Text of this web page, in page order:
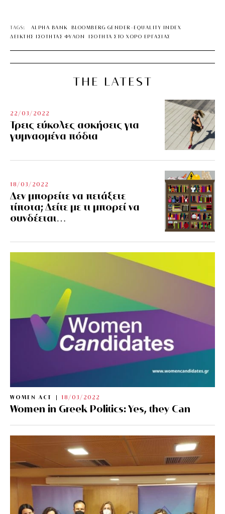
TAGS: ALPHA BANK
BLOOMBERG GENDER-EQUALITY INDEX
ΔΕΙΚΤΗΣ ΙΣΟΤΗΤΑΣ ΦΥΛΩΝ
ΙΣΟΤΗΤΑ ΣΤΟ ΧΩΡΟ ΕΡΓΑΣΙΑΣ
THE LATEST
22/03/2022
Τρεις εύκολες ασκήσεις για
γυμνασμένα πόδια
18/03/2022
Δεν μπορείτε να πετάξετε
τίποτα; Δείτε με τι μπορεί να
συνδέεται…
WOMEN ACT 18/03/2022
Women in Greek Politics: Yes, they Can